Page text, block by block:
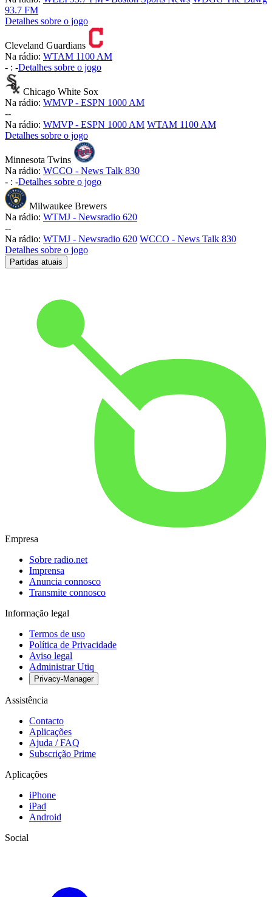
93.7 FM
Detalhes sobre o jogo
Cleveland Guardians
Na rádio: WTAM 1100 AM
- : -Detalhes sobre o jogo
Chicago White Sox
Na rádio: WMVP - ESPN 1000 AM
--
Na rádio: WMVP - ESPN 1000 AM WTAM 1100 AM
Detalhes sobre o jogo
Minnesota Twins
Na rádio: WCCO - News Talk 830
- : -Detalhes sobre o jogo
Milwaukee Brewers
Na rádio: WTMJ - Newsradio 620
--
Na rádio: WTMJ - Newsradio 620 WCCO - News Talk 830
Detalhes sobre o jogo
Partidas atuais
Empresa
Sobre radio.net
Imprensa
Anuncia connosco
Transmite connosco
Informação legal
Termos de uso
Política de Privacidade
Aviso legal
Administrar Utiq
Privacy-Manager
Assistência
Contacto
Aplicações
Ajuda / FAQ
Subscrição Prime
Aplicações
iPhone
iPad
Android
Social